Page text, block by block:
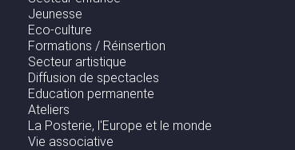
Jeunesse
Eco-culture
Formations / Réinsertion
Secteur artistique
Diffusion de spectacles
Education permanente
Ateliers
La Posterie, l'Europe et le monde
Vie associative